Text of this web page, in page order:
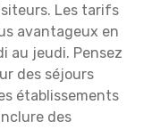
Les tarifs
avantageux en
au jeudi. Pensez
des séjours
établissements
des